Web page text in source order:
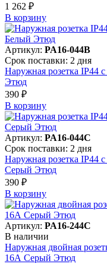
1 262 ₽
В корзинy
Артикул: PA16-044B
Срок поставки: 2 дня
Наружная розетка IP44
Этюд
390 ₽
В корзинy
Артикул: PA16-044C
Срок поставки: 2 дня
Наружная розетка IP44
Серый Этюд
390 ₽
В корзинy
Артикул: PA16-244C
В наличии
Наружная двойная
16А Серый Этюд